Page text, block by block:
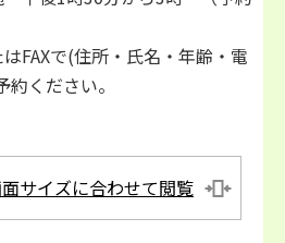
FAXで(住所・氏名・年齢・電
ください。
サイズに合わせて閲覧